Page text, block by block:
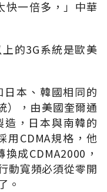
快一倍多，」中華
的3G系統是歐美
本、韓國相同的
），由美國奎爾通
，日本與南韓的
用CDMA規格，他
成CDMA2000，
動寬頻必須從零開
。